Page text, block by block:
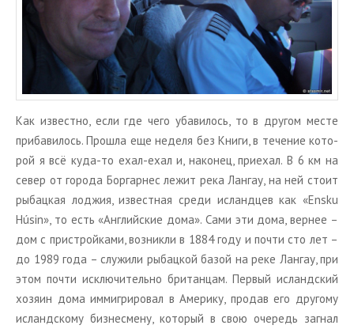
Как из­вест­но, если где чего уба­ви­лось, то в дру­гом месте
при­ба­ви­лось. Про­шла еще неде­ля без Книги, в те­че­ние ко­то­
рой я всё куда-то ехал-ехал и, на­ко­нец, при­е­хал. В 6 км на
север от го­ро­да Бор­гар­нес лежит река Лан­гау, на ней стоит
ры­бац­кая лод­жия, из­вест­ная среди ис­ланд­цев как «Ensku
Húsin», то есть «Ан­глий­ские дома». Сами эти дома, вер­нее –
дом с при­строй­ка­ми, воз­ник­ли в 1884 году и почти сто лет –
до 1989 года – слу­жи­ли ры­бац­кой базой на реке Лан­гау, при
этом почти ис­клю­чи­тель­но бри­тан­цам. Пер­вый ис­ланд­ский
хо­зя­ин дома им­ми­гри­ро­вал в Аме­ри­ку, про­дав его дру­го­му
ис­ланд­ско­му биз­не­сме­ну, ко­то­рый в свою оче­редь за­гнал